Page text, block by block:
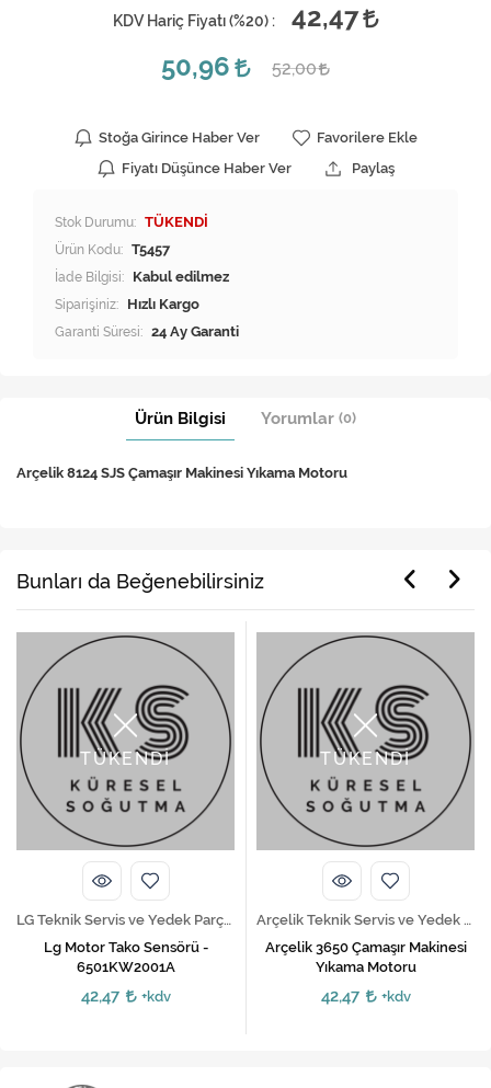
KDV Hariç Fiyatı (%20) :
42,47
50,96
52,00
Stoğa Girince Haber Ver
Favorilere Ekle
Fiyatı Düşünce Haber Ver
Paylaş
Stok Durumu: TÜKENDİ
Ürün Kodu: T5457
İade Bilgisi:
Siparişiniz: Hızlı Kargo
Garanti Süresi: 24 Ay Garanti
Ürün Bilgisi Yorumlar (0)
Arçelik 8124 SJS Çamaşır Makinesi Yıkama Motoru
Bunları da Beğenebilirsiniz
TÜKENDİ
LG Teknik Servis ve Yedek Parça Hizmetleri
Lg Motor Tako Sensörü -
6501KW2001A
42,47 +kdv
TÜKENDİ
Arçelik Teknik Servis ve Yedek Parça Hizmetleri
Arçelik 3650 Çamaşır Makinesi
Yıkama Motoru
42,47 +kdv